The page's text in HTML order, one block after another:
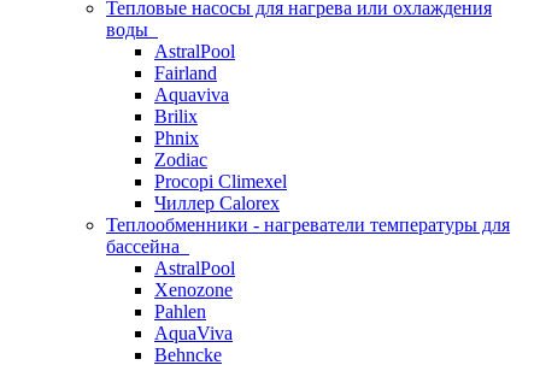
Тепловые насосы для нагрева или охлаждения
воды
AstralPool
Fairland
Aquaviva
Brilix
Phnix
Zodiac
Procopi Climexel
Чиллер Calorex
Теплообменники - нагреватели температуры для
бассейна
AstralPool
Xenozone
Pahlen
AquaViva
Behncke